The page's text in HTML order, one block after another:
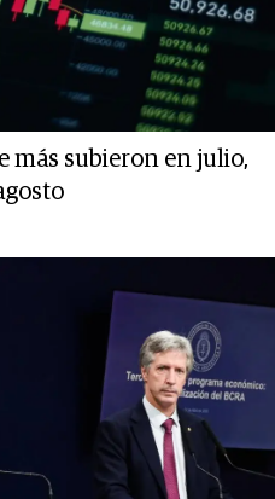
más subieron en julio,